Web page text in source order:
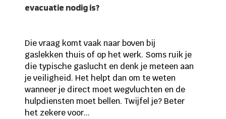
evacuatie nodig is?
Die vraag komt vaak naar boven bij
gaslekken thuis of op het werk. Soms ruik je
die typische gaslucht en denk je meteen aan
je veiligheid. Het helpt dan om te weten
wanneer je direct moet wegvluchten en de
hulpdiensten moet bellen. Twijfel je? Beter
het zekere voor...